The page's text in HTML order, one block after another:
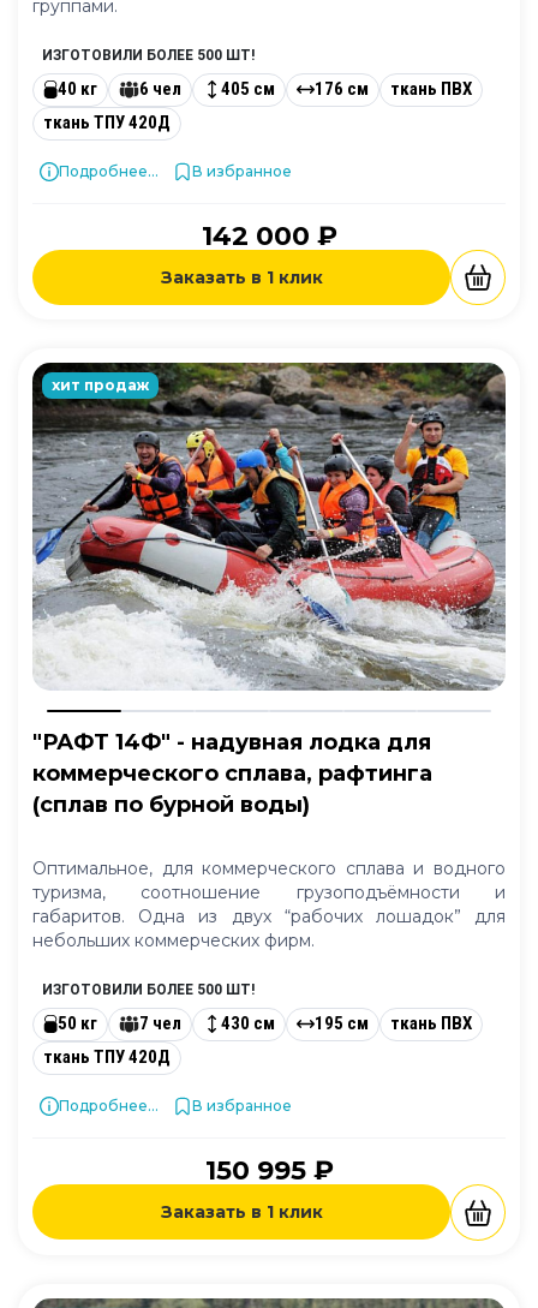
группами.
ИЗГОТОВИЛИ БОЛЕЕ 500 ШТ!
40 кг 6 чел 405 см 176 см
ткань ПВХ
ткань ТПУ 420Д
Подробнее... В избранное
142 000 ₽
Заказать в 1 клик
хит продаж
"РАФТ 14Ф" - надувная лодка для
коммерческого сплава, рафтинга
(сплав по бурной воды)
Оптимальное, для коммерческого сплава и водного
туризма, соотношение грузоподъёмности и
габаритов. Одна из двух “рабочих лошадок” для
небольших коммерческих фирм.
ИЗГОТОВИЛИ БОЛЕЕ 500 ШТ!
50 кг 7 чел 430 см 195 см
ткань ПВХ
ткань ТПУ 420Д
Подробнее... В избранное
150 995 ₽
Заказать в 1 клик